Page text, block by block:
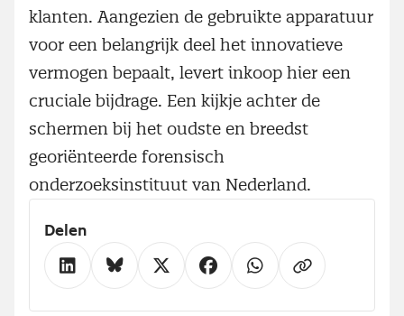
klanten. Aangezien de gebruikte apparatuur
voor een belangrijk deel het innovatieve
vermogen bepaalt, levert inkoop hier een
cruciale bijdrage. Een kijkje achter de
schermen bij het oudste en breedst
georiënteerde forensisch
onderzoeksinstituut van Nederland.
Delen